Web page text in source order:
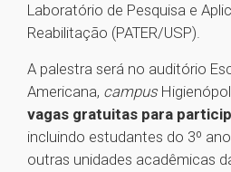
Laboratório de Pesquisa e
Reabilitação (PATER/USP).
A palestra será no auditório
Americana, campus
vagas gratuitas para
incluindo estudantes do 3º
outras unidades acadêmicas